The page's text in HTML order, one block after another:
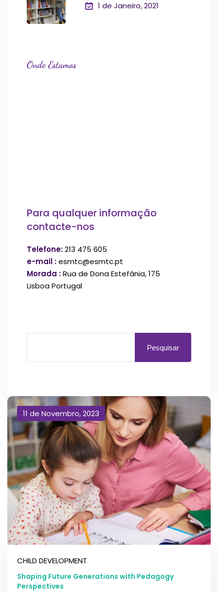
11 de Novembro, 2023
CHILD DEVELOPMENT
Shaping Future Generations with Pedagogy
Perspectives
1 de Janeiro, 2021
Onde Estamos
Para qualquer informação
contacte-nos
Telefone:213 475 605
e-mail :esmtc@esmtc.pt
Morada :Rua de Dona Estefânia, 175
Lisboa Portugal
Pesquisar